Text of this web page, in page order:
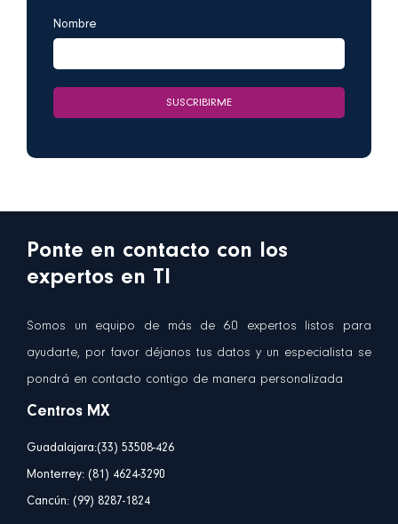
Nombre
Ponte en contacto con los
expertos en TI
Somos un equipo de más de 60 expertos listos para
ayudarte, por favor déjanos tus datos y un especialista se
pondrá en contacto contigo de manera personalizada
Centros MX
Guadalajara:(33) 53508-426
Monterrey: (81) 4624-3290
Cancún: (99) 8287-1824